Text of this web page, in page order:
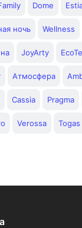
Dome
ночь Wellness
JoyArty
Атмосфера
Cassia Pragma
Verossa Togas